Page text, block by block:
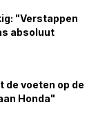
"Verstappen
absoluut
de voeten op de
Honda"